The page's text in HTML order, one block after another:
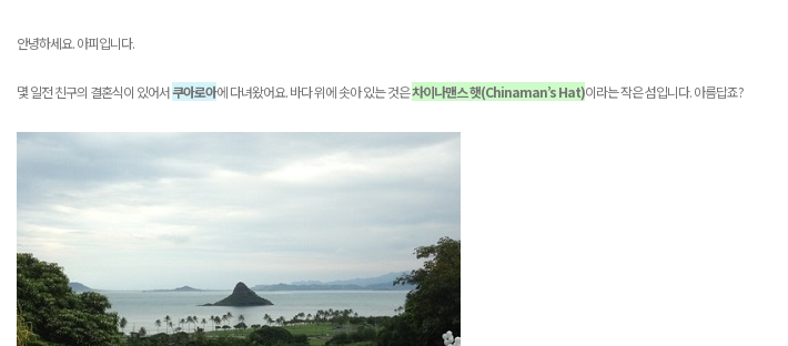
안녕하세요.아피입니다.
몇 일전 친구의 결혼식이 있어서쿠아로아에 다녀왔어요.바다 위에 솟아 있는 것은차이나맨스 햇(Chinaman’s Hat)이라는 작은 섬입니다. 아름답죠?